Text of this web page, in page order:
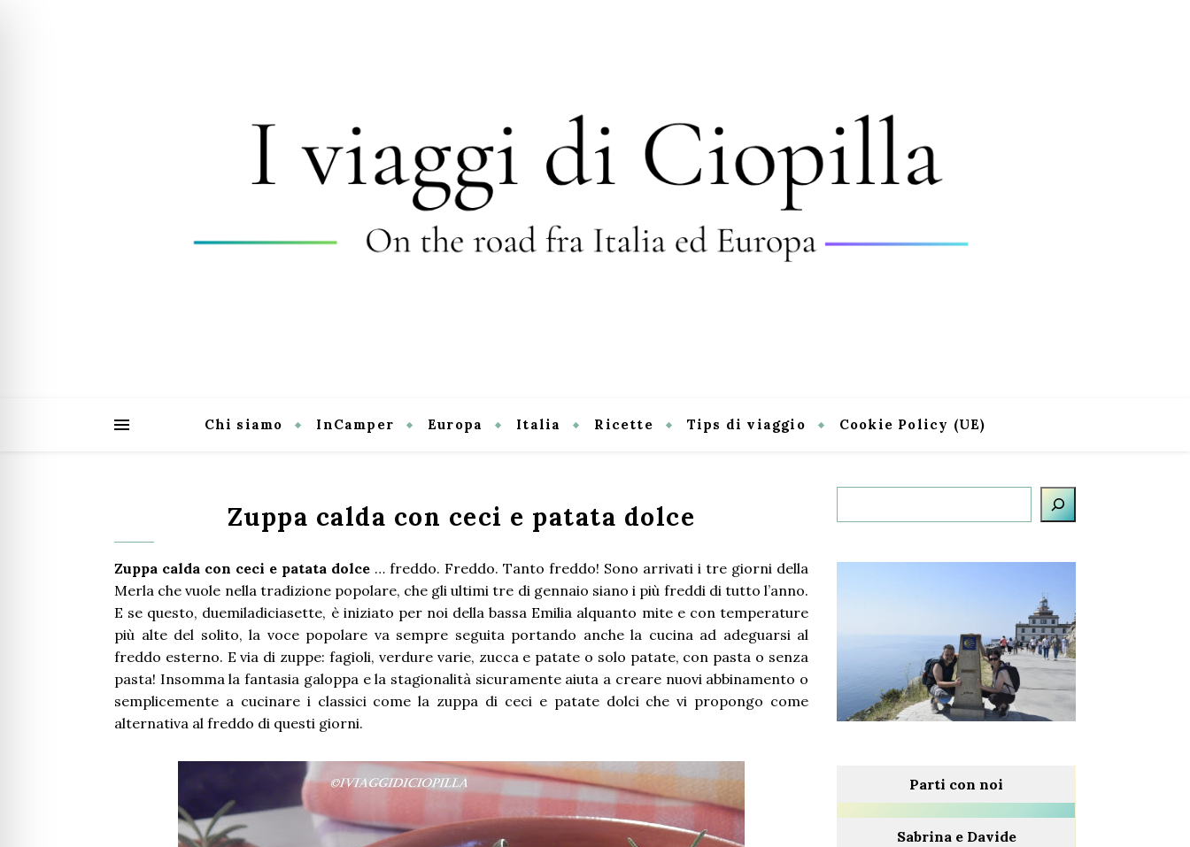
Chi siamo InCamper Europa Italia Ricette Tips di viaggio Cookie Policy (UE)
Zuppa calda con ceci e patata dolce
Zuppa calda con ceci e patata dolce … freddo. Freddo. Tanto freddo! Sono arrivati i tre giorni della
Merla che vuole nella tradizione popolare, che gli ultimi tre di gennaio siano i più freddi di tutto l’anno.
E se questo, duemiladiciasette, è iniziato per noi della bassa Emilia alquanto mite e con temperature
più alte del solito, la voce popolare va sempre seguita portando anche la cucina ad adeguarsi al
freddo esterno. E via di zuppe: fagioli, verdure varie, zucca e patate o solo patate, con pasta o senza
pasta! Insomma la fantasia galoppa e la stagionalità sicuramente aiuta a creare nuovi abbinamento o
semplicemente a cucinare i classici come la zuppa di ceci e patate dolci che vi propongo come
alternativa al freddo di questi giorni.
Parti con noi
Sabrina e Davide